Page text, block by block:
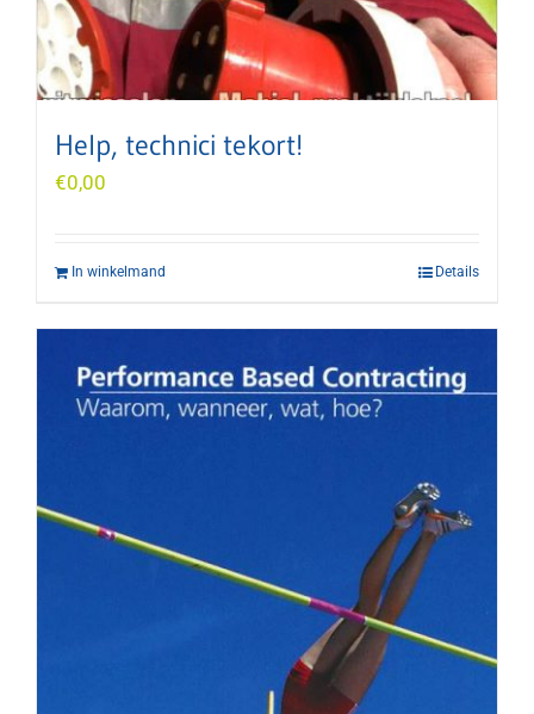
Help, technici tekort!
€0,00
In winkelmand Details